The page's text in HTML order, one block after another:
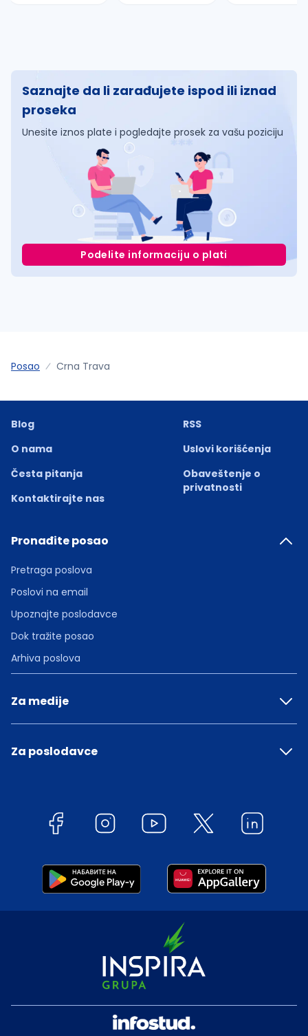
Saznajte da li zarađujete ispod ili iznad
proseka
Unesite iznos plate i pogledajte prosek za vašu poziciju
Podelite informaciju o plati
Posao Crna Trava
Blog
O nama
Česta pitanja
Kontaktirajte nas
RSS
Uslovi korišćenja
Obaveštenje o
privatnosti
Pronađite posao
Pretraga poslova
Poslovi na email
Upoznajte poslodavce
Dok tražite posao
Arhiva poslova
Za medije
Za poslodavce